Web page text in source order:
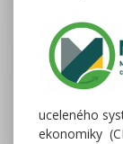
uceleného
ekonomiky